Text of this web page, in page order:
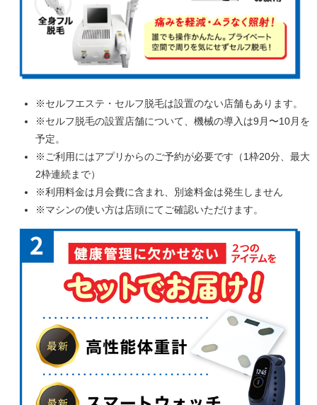
※セルフエステ・セルフ脱毛は設置のない店舗もあります。
※セルフ脱毛の設置店舗について、機械の導入は9月〜10月を
予定。
※ご利用にはアプリからのご予約が必要です（1枠20分、最大
2枠連続まで）
※利用料金は月会費に含まれ、別途料金は発生しません
※マシンの使い方は店頭にてご確認いただけます。